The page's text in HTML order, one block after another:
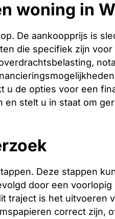
woning in
De aankoopprijs is
die specifiek zijn
de opties voor een
stelt u in staat om
Deze stappen
door een
is het uitvoeren
correct zijn,